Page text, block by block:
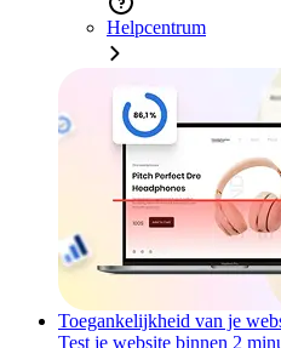
Helpcentrum
Toegankelijkheid van je
Test je website binnen 2